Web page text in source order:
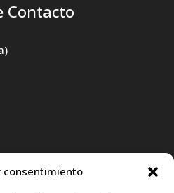
consentimiento
Contacto